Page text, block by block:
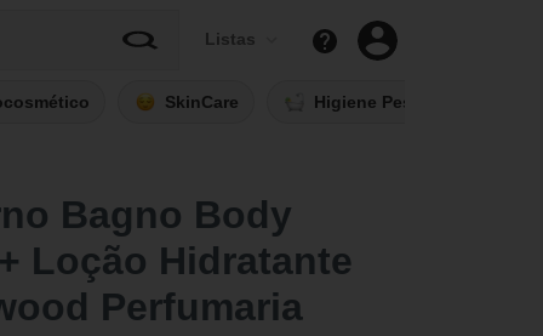
Listas
SkinCare Higiene Pessoal
Bagno Body
Loção Hidratante
Perfumaria